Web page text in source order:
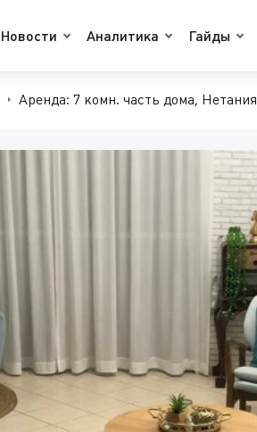
Новости Аналитика Гайды
Аренда: 7 комн. часть дома, Нетания